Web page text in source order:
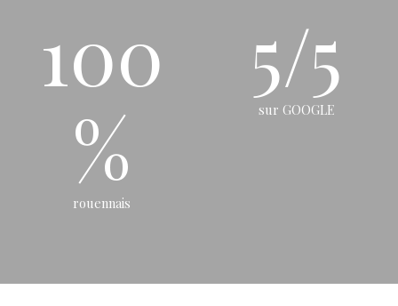
100
%
rouennais
5/5
sur GOOGLE